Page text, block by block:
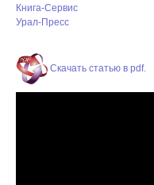
Книга-Сервис
Урал-Пресс
Скачать статью в pdf.